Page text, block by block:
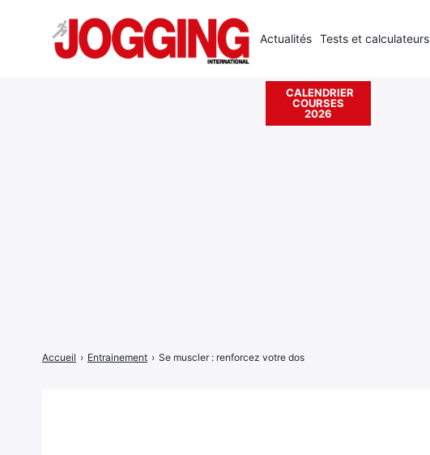
Accueil › Entrainement › Se muscler : renforcez votre dos
Actualités Tests et calculateurs
CALENDRIER
COURSES
2026
Rechercher